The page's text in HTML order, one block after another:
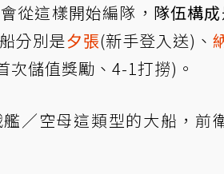
從這樣開始編隊， 隊伍構成
分別是夕張(新手登入送)、
次儲值獎勵、4-1打撈)。
／空母這類型的大船，